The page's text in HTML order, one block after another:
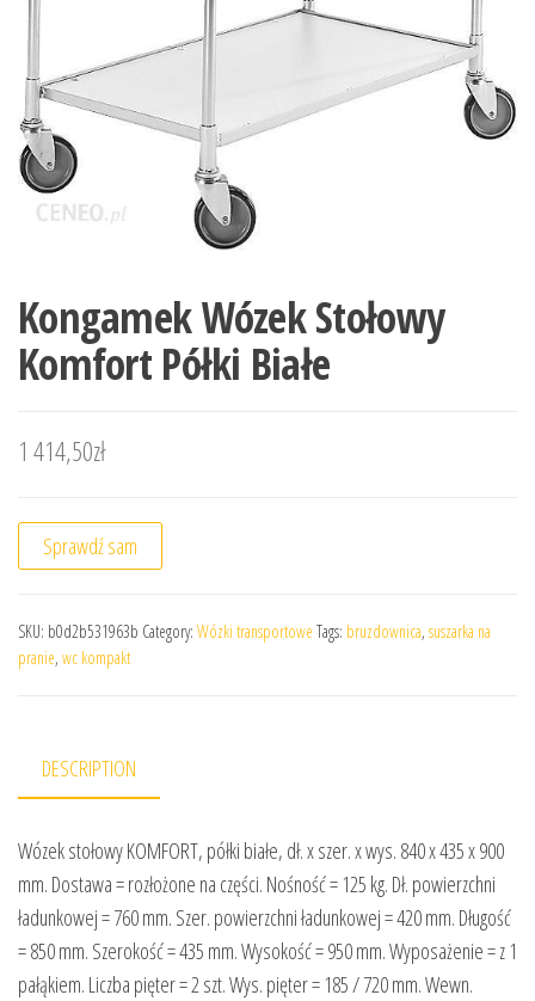
Kongamek Wózek Stołowy
Komfort Półki Białe
1 414,50zł
Sprawdź sam
SKU: b0d2b531963b Category: Wózki transportowe Tags: bruzdownica, suszarka na
pranie, wc kompakt
DESCRIPTION
Wózek stołowy KOMFORT, półki białe, dł. x szer. x wys. 840 x 435 x 900
mm. Dostawa = rozłożone na części. Nośność = 125 kg. Dł. powierzchni
ładunkowej = 760 mm. Szer. powierzchni ładunkowej = 420 mm. Długość
= 850 mm. Szerokość = 435 mm. Wysokość = 950 mm. Wyposażenie = z 1
pałąkiem. Liczba pięter = 2 szt. Wys. pięter = 185 / 720 mm. Wewn.